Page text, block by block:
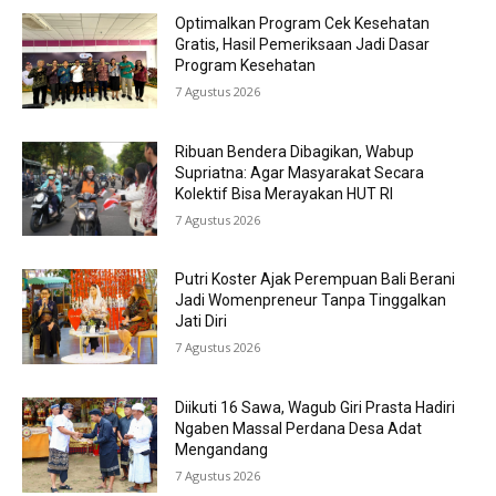
Optimalkan Program Cek Kesehatan
Gratis, Hasil Pemeriksaan Jadi Dasar
Program Kesehatan
7 Agustus 2026
Ribuan Bendera Dibagikan, Wabup
Supriatna: Agar Masyarakat Secara
Kolektif Bisa Merayakan HUT RI
7 Agustus 2026
Putri Koster Ajak Perempuan Bali Berani
Jadi Womenpreneur Tanpa Tinggalkan
Jati Diri
7 Agustus 2026
Diikuti 16 Sawa, Wagub Giri Prasta Hadiri
Ngaben Massal Perdana Desa Adat
Mengandang
7 Agustus 2026